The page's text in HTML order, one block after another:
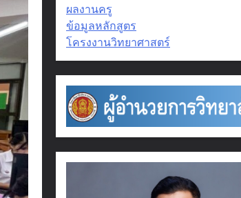
ผลงานครู
ข้อมูลหลักสูตร
โครงงานวิทยาศาสตร์